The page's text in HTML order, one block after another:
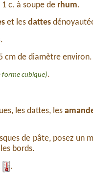
c. à soupe de rhum.
et les dattes
cm de diamètre environ.
forme cubique).
les dattes, les
de pâte, posez un
bords.
.